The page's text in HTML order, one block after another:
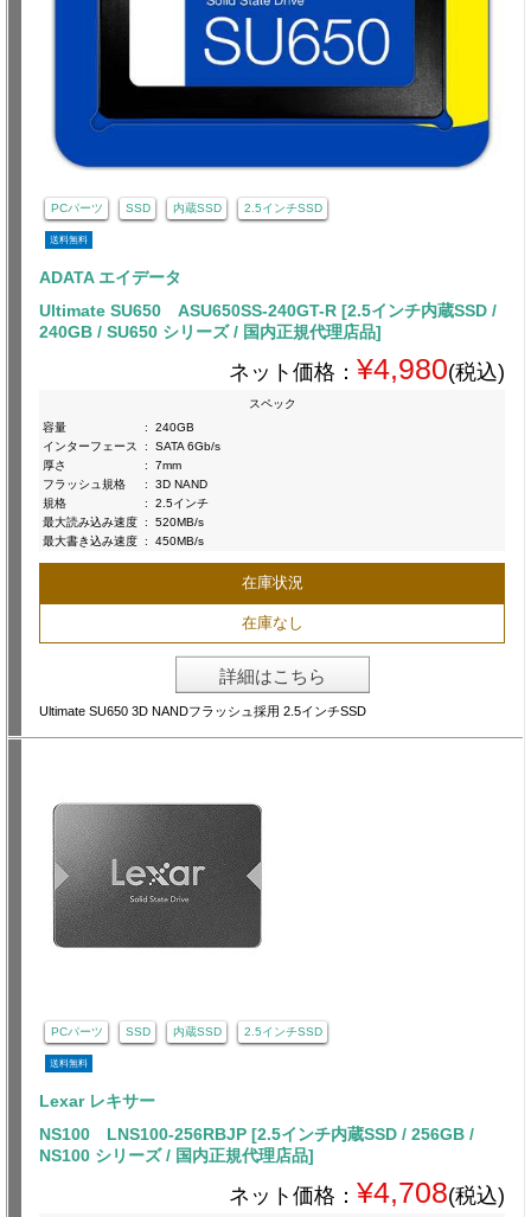
PCパーツ SSD 内蔵SSD 2.5インチSSD
送料無料
ADATA エイデータ
Ultimate SU650 ASU650SS-240GT-R [2.5インチ内蔵SSD /
240GB / SU650 シリーズ / 国内正規代理店品]
ネット価格： ¥4,980(税込)
スペック
容量
:
240GB
インターフェース
:
SATA 6Gb/s
厚さ
:
7mm
フラッシュ規格
:
3D NAND
規格
:
2.5インチ
最大読み込み速度 :
520MB/s
最大書き込み速度 : 450MB/s
在庫状況
在庫なし
詳細はこちら
Ultimate SU650 3D NANDフラッシュ採用 2.5インチSSD
PCパーツ SSD 内蔵SSD 2.5インチSSD
送料無料
Lexar レキサー
NS100 LNS100-256RBJP [2.5インチ内蔵SSD / 256GB /
NS100 シリーズ / 国内正規代理店品]
ネット価格： ¥4,708(税込)